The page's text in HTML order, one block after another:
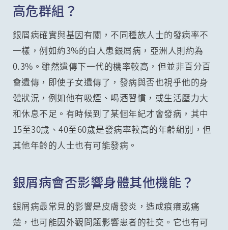
高危群組？
銀屑病確實與基因有關，不同種族人士的發病率不
一樣，例如約3%的白人患銀屑病，亞洲人則約為
0.3%。雖然遺傳下一代的機率較高，但並非百分百
會遺傳，即使子女遺傳了，發病與否也視乎他的身
體狀況，例如他有吸煙、喝酒習慣，或生活壓力大
和休息不足。有時候到了某個年紀才會發病，其中
15至30歲、40至60歲是發病率較高的年齡組別，但
其他年齡的人士也有可能發病。
銀屑病會否影響身體其他機能？
銀屑病最常見的影響是皮膚發炎，造成痕癢或痛
楚，也可能因外觀問題影響患者的社交。它也有可